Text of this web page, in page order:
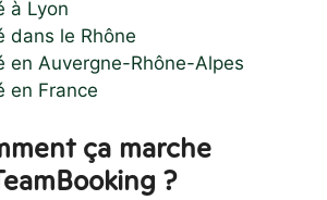
à Lyon
dans le Rhône
en Auvergne-Rhône-Alpes
en France
ça marche
?